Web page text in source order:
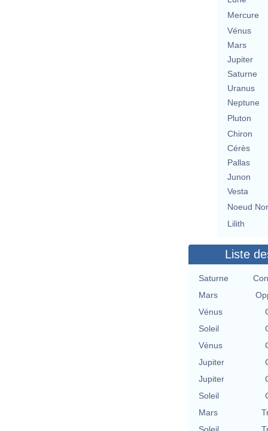
Mercure
Vénus
Mars
Jupiter
Saturne
Uranus
Neptune
Pluton
Chiron
Cérès
Pallas
Junon
Vesta
Noeud
Lilith
Liste
Saturne
Mars
Vénus
Soleil
Vénus
Jupiter
Jupiter
Soleil
Mars